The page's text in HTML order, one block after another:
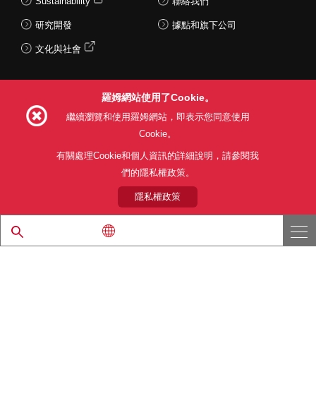
研究開發
文化與社會
據點和旗下公司
利用目的 隱私權政策
關於本公司產品銷售之標準條款(PDF)
© 1997 - 2026 ROHM CO., LTD. ALL RIGHTS RESERVED.
羅姆網站使用了Cookie。
繼續瀏覽和使用羅姆網站，即表示您同意使用
Cookie。
有關處理Cookie和個人資訊的詳細說明，請參閱我
們的隱私權政策。
隱私權政策